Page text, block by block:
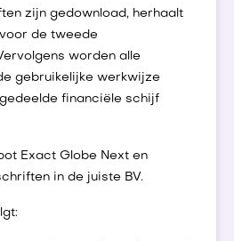
zijn gedownload, herhaalt
de tweede
worden alle
gebruikelijke werkwijze
financiële schijf
Exact Globe Next en
in de juiste BV.